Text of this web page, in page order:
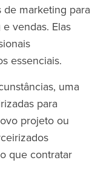
de marketing para
vendas. Elas
essenciais.
uma
para
projeto ou
que contratar